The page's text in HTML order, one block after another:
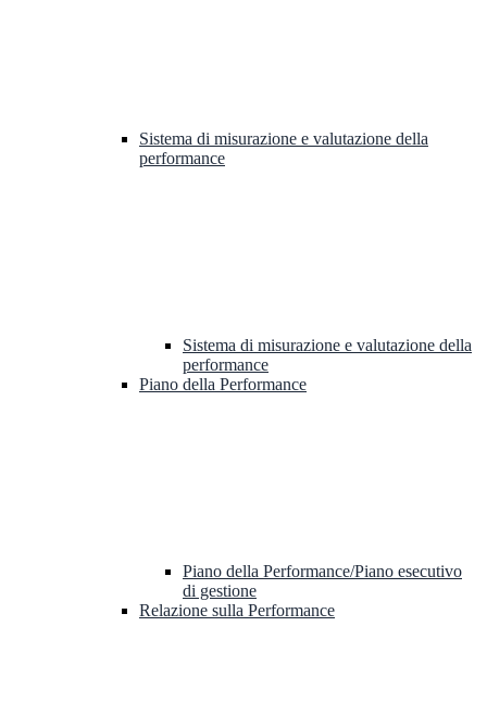
Sistema di misurazione e valutazione della
performance
Sistema di misurazione e valutazione della
performance
Piano della Performance
Piano della Performance/Piano esecutivo
di gestione
Relazione sulla Performance